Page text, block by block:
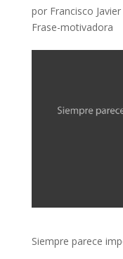
por Francisco
Frase-motivadora
Siempre parece